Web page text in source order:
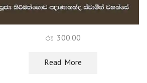
රු 300.00
Read More